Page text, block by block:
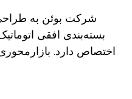
شرکت بوئن به
بسته‌بندی افقی
اختصاص دارد.